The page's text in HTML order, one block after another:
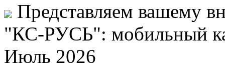
Представляем вашему
"КС-РУСЬ": мобильный
Июль 2026